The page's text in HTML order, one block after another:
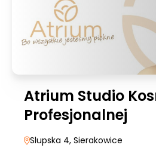
Atrium Studio
Profesjonalnej
Slupska 4, Sierakowice